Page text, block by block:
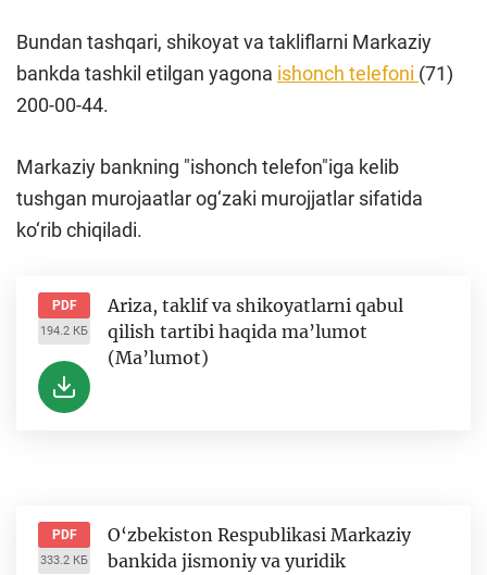
Bundan tashqari, shikoyat va takliflarni Markaziy
bankda tashkil etilgan yagona ishonch telefoni (71)
200-00-44.
Markaziy bankning "ishonch telefon"iga kelib
tushgan murojaatlar og‘zaki murojjatlar sifatida
ko‘rib chiqiladi.
PDF
194.2 КБ
Ariza, taklif va shikoyatlarni qabul
qilish tartibi haqida ma’lumot
(Ma’lumot)
PDF
333.2 КБ
O‘zbekiston Respublikasi Markaziy
bankida jismoniy va yuridik